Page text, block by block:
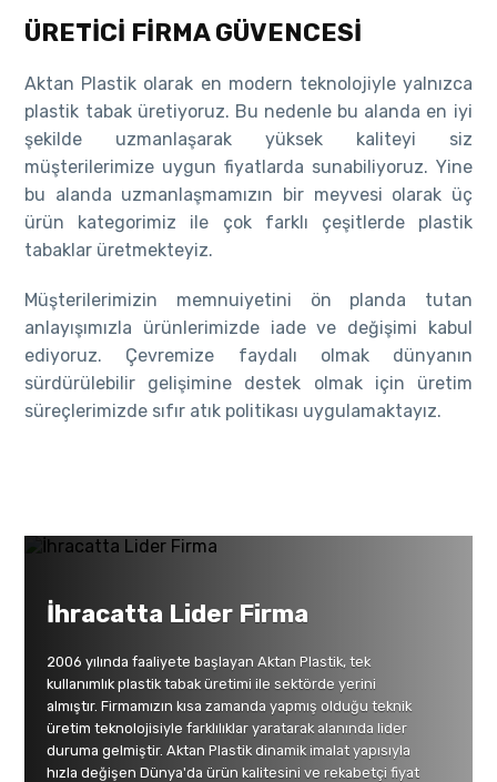
ÜRETICI FIRMA GÜVENCESI
Aktan Plastik olarak en modern teknolojiyle yalnızca
plastik tabak üretiyoruz. Bu nedenle bu alanda en iyi
şekilde uzmanlaşarak yüksek kaliteyi siz
müşterilerimize uygun fiyatlarda sunabiliyoruz. Yine
bu alanda uzmanlaşmamızın bir meyvesi olarak üç
ürün kategorimiz ile çok farklı çeşitlerde plastik
tabaklar üretmekteyiz.
Müşterilerimizin memnuiyetini ön planda tutan
anlayışımızla ürünlerimizde iade ve değişimi kabul
ediyoruz. Çevremize faydalı olmak dünyanın
sürdürülebilir gelişimine destek olmak için üretim
süreçlerimizde sıfır atık politikası uygulamaktayız.
İhracatta Lider Firma
2006 yılında faaliyete başlayan Aktan Plastik, tek
kullanımlık plastik tabak üretimi ile sektörde yerini
almıştır. Firmamızın kısa zamanda yapmış olduğu teknik
üretim teknolojisiyle farklılıklar yaratarak alanında lider
duruma gelmiştir. Aktan Plastik dinamik imalat yapısıyla
hızla değişen Dünya'da ürün kalitesini ve rekabetçi fiyat